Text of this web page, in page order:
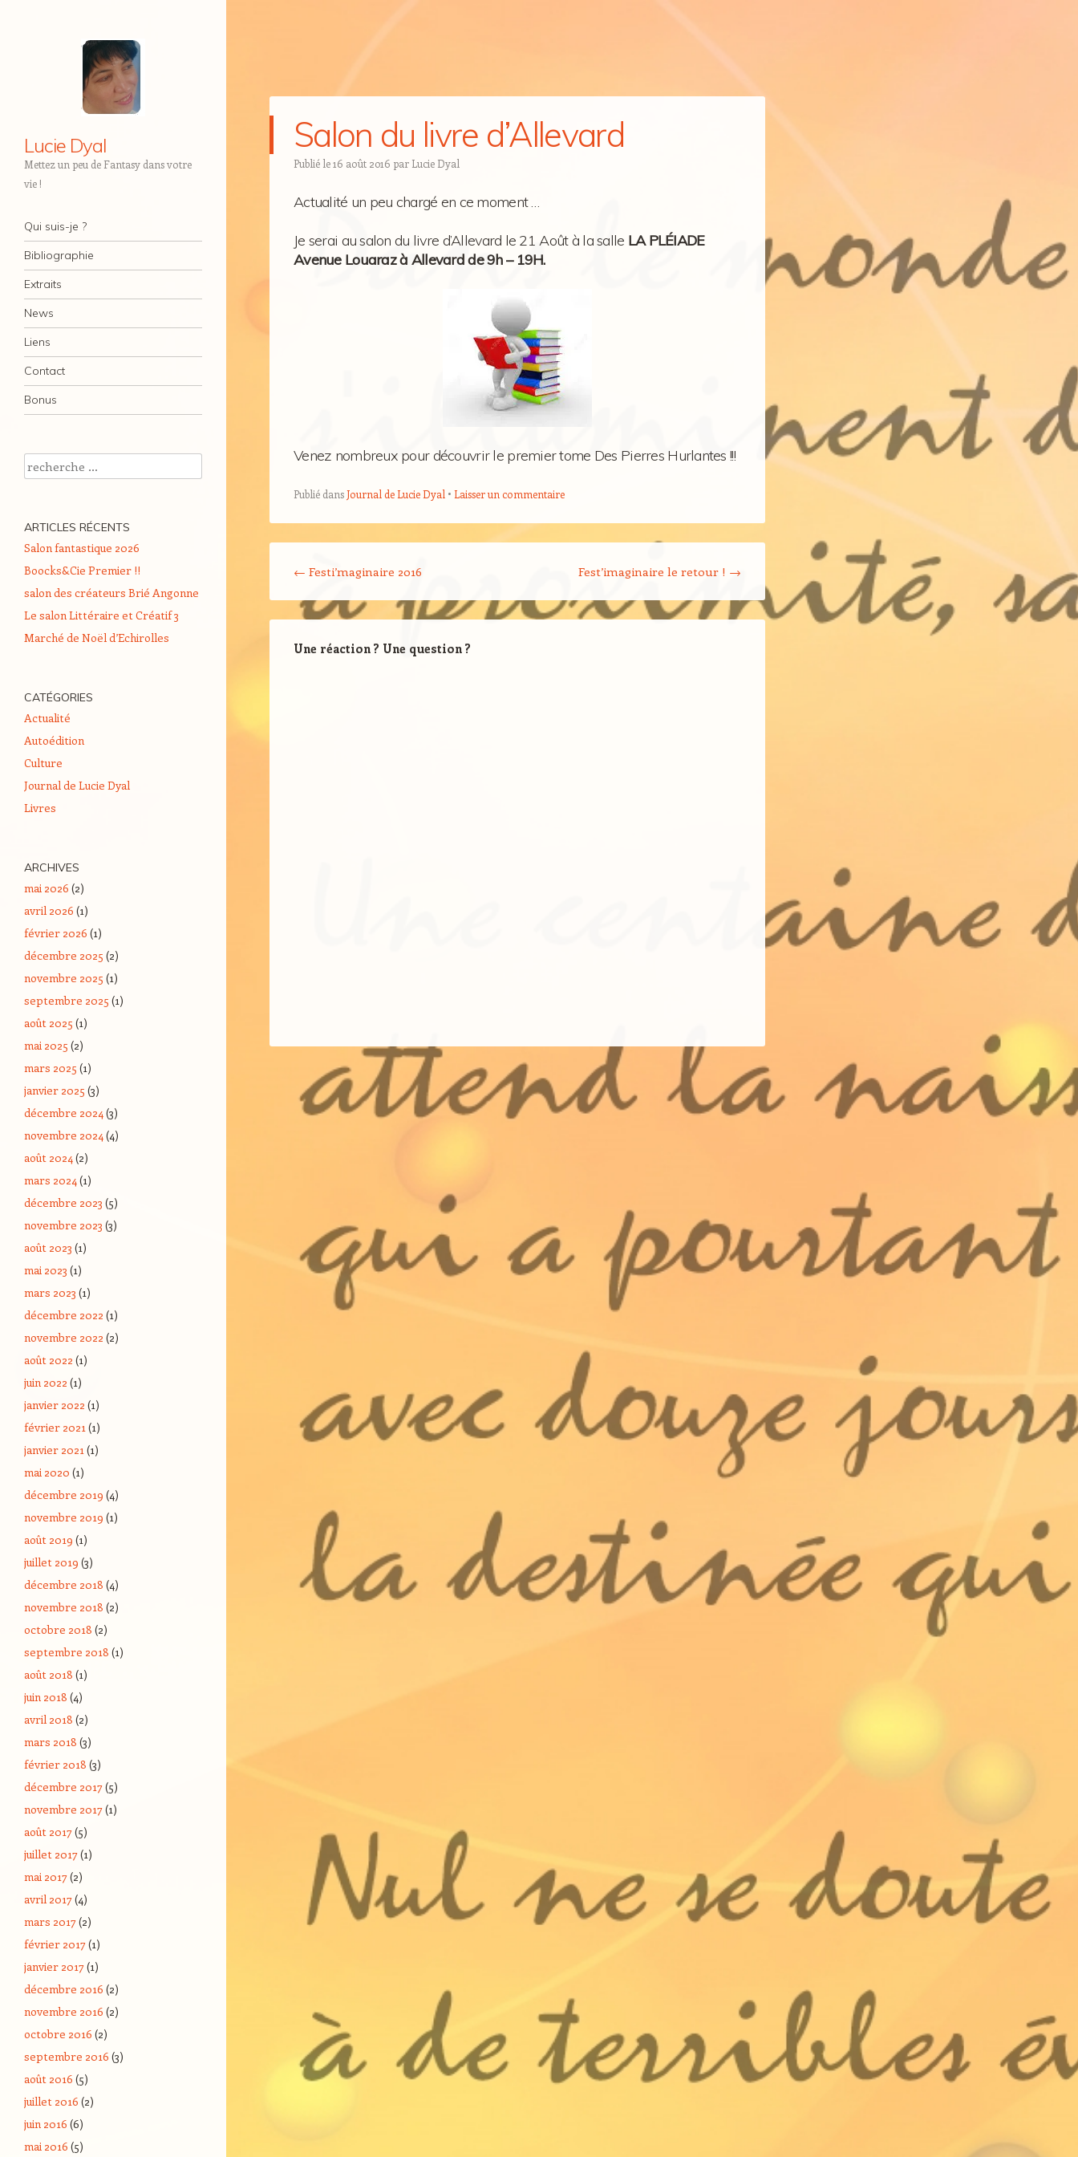
Lucie Dyal
Mettez un peu de Fantasy dans votre
vie !
Navigation
Aller au contenu
Qui suis-je ?
Bibliographie
Extraits
News
Liens
Contact
Bonus
Salon du livre d’Allevard
Publié le16 août 2016 par Lucie Dyal
Actualité un peu chargé en ce moment …
Je serai au salon du livre d’Allevard le 21 Août à la salle LA PLÉIADE
Avenue Louaraz à Allevard de 9h – 19H.
Venez nombreux pour découvrir le premier tome Des Pierres Hurlantes !!!
Publié dansJournal de Lucie Dyal Laisser un commentaire
← Festi’maginaire 2016 Fest’imaginaire le retour ! →
Une réaction ? Une question ?
Recherche
ARTICLES RÉCENTS
Salon fantastique 2026
Boocks&Cie Premier !!
salon des créateurs Brié Angonne
Le salon Littéraire et Créatif 3
Marché de Noël d’Echirolles
CATÉGORIES
Actualité
Autoédition
Culture
Journal de Lucie Dyal
Livres
ARCHIVES
mai 2026 (2)
avril 2026 (1)
février 2026 (1)
décembre 2025 (2)
novembre 2025 (1)
septembre 2025 (1)
août 2025 (1)
mai 2025 (2)
mars 2025 (1)
janvier 2025 (3)
décembre 2024(3)
novembre 2024(4)
août 2024(2)
mars 2024(1)
décembre 2023 (5)
novembre 2023 (3)
août 2023 (1)
mai 2023 (1)
mars 2023 (1)
décembre 2022 (1)
novembre 2022 (2)
août 2022 (1)
juin 2022 (1)
janvier 2022 (1)
février 2021(1)
janvier 2021(1)
mai 2020 (1)
décembre 2019 (4)
novembre 2019 (1)
août 2019 (1)
juillet 2019 (3)
décembre 2018 (4)
novembre 2018 (2)
octobre 2018 (2)
septembre 2018 (1)
août 2018 (1)
juin 2018 (4)
avril 2018 (2)
mars 2018 (3)
février 2018 (3)
décembre 2017(5)
novembre 2017(1)
août 2017(5)
juillet 2017(1)
mai 2017(2)
avril 2017(4)
mars 2017(2)
février 2017(1)
janvier 2017(1)
décembre 2016 (2)
novembre 2016 (2)
octobre 2016 (2)
septembre 2016 (3)
août 2016 (5)
juillet 2016 (2)
juin 2016 (6)
mai 2016 (5)